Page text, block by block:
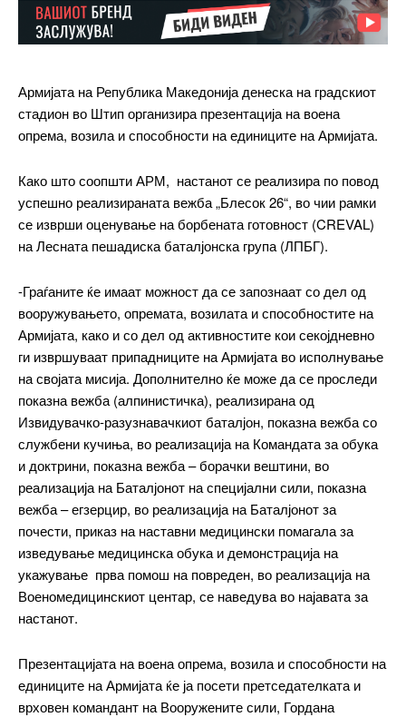
━ pricing plans
Free
бесплатно / forever
ИЗБЕРЕТЕ ПЛАН
Included for free:
Etiam est nibh, lobortis sit
Ut mollis pellentesque tortor
Nullam eu erat condimentum
Армијата на Република Македонија денеска на градскиот
стадион во Штип организира презентација на воена
опрема, возила и способности на единиците на Армијата.
Како што соопшти АРМ, настанот се реализира по повод
успешно реализираната вежба „Блесок 26“, во чии рамки
се изврши оценување на борбената готовност (CREVAL)
на Лесната пешадиска баталјонска група (ЛПБГ).
-Граѓаните ќе имаат можност да се запознаат со дел од
вооружувањето, опремата, возилата и способностите на
Армијата, како и со дел од активностите кои секојдневно
ги извршуваат припадниците на Армијата во исполнување
на својата мисија. Дополнително ќе може да се проследи
показна вежба (алпинистичка), реализирана од
Извидувачко-разузнавачкиот баталјон, показна вежба со
службени кучиња, во реализација на Командата за обука
и доктрини, показна вежба – борачки вештини, во
реализација на Баталјонот на специјални сили, показна
вежба – егзерцир, во реализација на Баталјонот за
почести, приказ на наставни медицински помагала за
изведување медицинска обука и демонстрација на
укажување прва помош на повреден, во реализација на
Военомедицинскиот центар, се наведува во најавата за
настанот.
Презентацијата на воена опрема, возила и способности на
единиците на Армијата ќе ја посети претседателката и
врховен командант на Вооружените сили, Гордана